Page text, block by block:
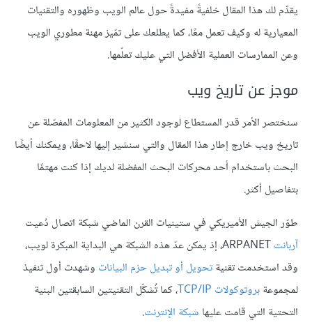
يقدِّم لك هذا المقال خلفيةً مفيدةً حول عالم الويب وظهوره والتقنيات
المعيارية له وكيف تعمل معًا، كما يطلعك على تمّيز مهنة مطوري الويب
وعن الممارسات العملية الأفضل التي عليك تعلّمها.
موجز عن تاريخ ويب
سنختصر الأمر قدر المستطاع لوجود الكثير من المعلومات المفصّلة عن
تاريخ ويب خارج إطار هذا المقال والتي سنشير إليها لاحقًا، ويمكنك أيضًا
البحث باستخدام أحد محركات البحث المفضلة لديك إذا كنت مهتمًا
بتفاصيل أكثر.
طوّر الجيش الأميريكي في ستينيات القرن الماضي شبكة اتصال دُعيت
آربانت
ARPANET، إذ يمكن عدّ هذه الشبكة هي البداية المبكرة لويب،
وقد استخدمت تقنيةتحويل أو تبديل حزم البيانات وشهدت أول تنفيذ
لمجموعةبروتوكولات TCP/IP
، كما تُشكِّل التقنيتين السابقتين البنية
التحتية التي قامت عليها شبكة الإنترنت.